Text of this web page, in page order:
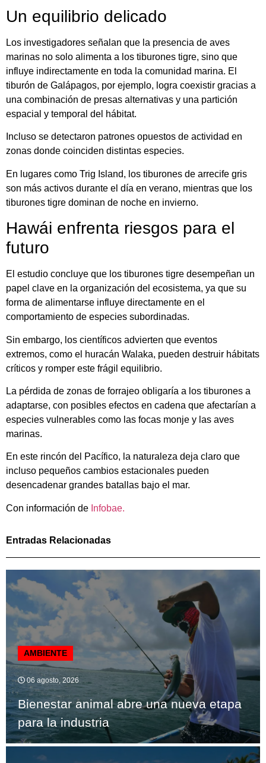
Un equilibrio delicado
Los investigadores señalan que la presencia de aves
marinas no solo alimenta a los tiburones tigre, sino que
influye indirectamente en toda la comunidad marina. El
tiburón de Galápagos, por ejemplo, logra coexistir gracias a
una combinación de presas alternativas y una partición
espacial y temporal del hábitat.
Incluso se detectaron patrones opuestos de actividad en
zonas donde coinciden distintas especies.
En lugares como Trig Island, los tiburones de arrecife gris
son más activos durante el día en verano, mientras que los
tiburones tigre dominan de noche en invierno.
Hawái enfrenta riesgos para el
futuro
El estudio concluye que los tiburones tigre desempeñan un
papel clave en la organización del ecosistema, ya que su
forma de alimentarse influye directamente en el
comportamiento de especies subordinadas.
Sin embargo, los científicos advierten que eventos
extremos, como el huracán Walaka, pueden destruir hábitats
críticos y romper este frágil equilibrio.
La pérdida de zonas de forrajeo obligaría a los tiburones a
adaptarse, con posibles efectos en cadena que afectarían a
especies vulnerables como las focas monje y las aves
marinas.
En este rincón del Pacífico, la naturaleza deja claro que
incluso pequeños cambios estacionales pueden
desencadenar grandes batallas bajo el mar.
Con información de Infobae.
Entradas Relacionadas
AMBIENTE
06 agosto, 2026
Bienestar animal abre una nueva etapa
para la industria